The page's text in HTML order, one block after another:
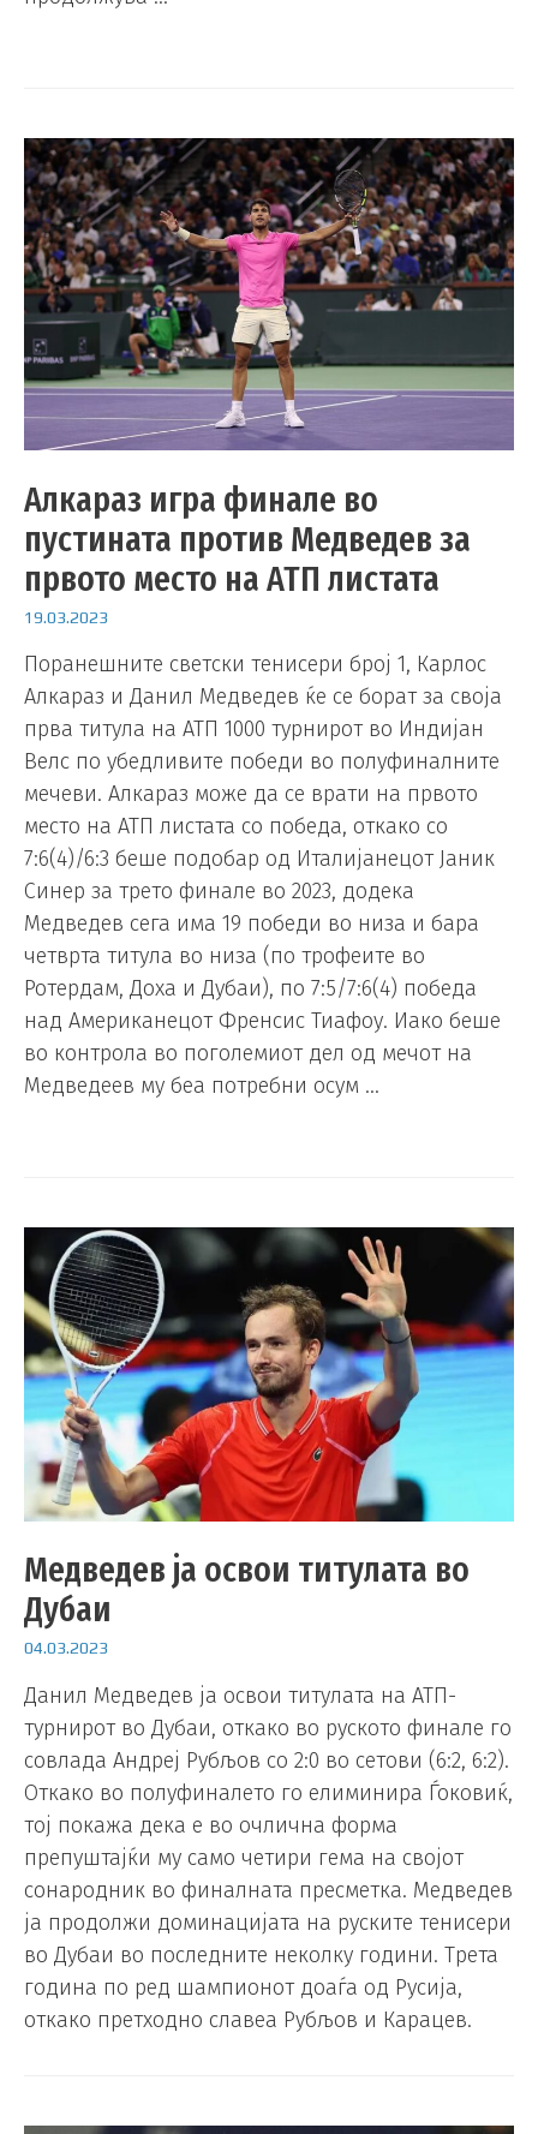
Алкараз игра финале во
пустината против Медведев за
првото место на АТП листата
19.03.2023
Поранешните светски тенисери број 1, Карлос
Алкараз и Данил Медведев ќе се борат за своја
прва титула на АТП 1000 турнирот во Индијан
Велс по убедливите победи во полуфиналните
мечеви. Алкараз може да се врати на првото
место на АТП листата со победа, откако со
7:6(4)/6:3 беше подобар од Италијанецот Јаник
Синер за трето финале во 2023, додека
Медведев сега има 19 победи во низа и бара
четврта титула во низа (по трофеите во
Ротердам, Доха и Дубаи), по 7:5/7:6(4) победа
над Американецот Френсис Тиафоу. Иако беше
во контрола во поголемиот дел од мечот на
Медведеев му беа потребни осум …
Медведев ја освои титулата во
Дубаи
04.03.2023
Данил Медведев ја освои титулата на АТП-
турнирот во Дубаи, откако во руското финале го
совлада Андреј Рубљов со 2:0 во сетови (6:2, 6:2).
Откако во полуфиналето го елиминира Ѓоковиќ,
тој покажа дека е во очлична форма
препуштајќи му само четири гема на својот
сонародник во финалната пресметка. Медведев
ја продолжи доминацијата на руските тенисери
во Дубаи во последните неколку години. Трета
година по ред шампионот доаѓа од Русија,
откако претходно славеа Рубљов и Карацев.